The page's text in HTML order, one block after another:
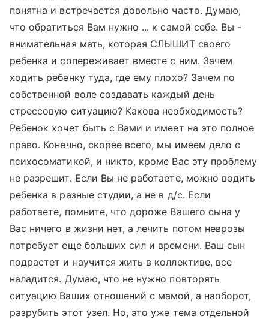
понятна и встречается довольно часто. Думаю,
что обратиться Вам нужно ... к самой себе. Вы -
внимательная мать, которая СЛЫШИТ своего
ребенка и сопереживает вместе с ним. Зачем
ходить ребенку туда, где ему плохо? Зачем по
собственной воле создавать каждый день
стрессовую ситуацию? Какова необходимость?
Ребенок хочет быть с Вами и имеет на это полное
право. Конечно, скорее всего, мы имеем дело с
психосоматикой, и никто, кроме Вас эту проблему
не разрешит. Если Вы не работаете, можно водить
ребенка в разные студии, а не в д/с. Если
работаете, помните, что дороже Вашего сына у
Вас ничего в жизни нет, а лечить потом неврозы
потребует еще больших сил и времени. Ваш сын
подрастет и научится жить в коллективе, все
наладится. Думаю, что не нужно повторять
ситуацию Ваших отношений с мамой, а наоборот,
разрубить этот узел. Но, это уже тема отдельной